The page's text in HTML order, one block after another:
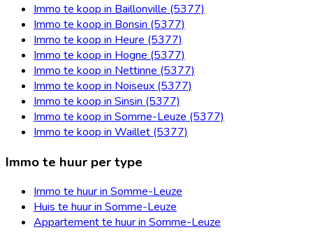
Immo te koop in Baillonville (5377)
Immo te koop in Bonsin (5377)
Immo te koop in Heure (5377)
Immo te koop in Hogne (5377)
Immo te koop in Nettinne (5377)
Immo te koop in Noiseux (5377)
Immo te koop in Sinsin (5377)
Immo te koop in Somme-Leuze (5377)
Immo te koop in Waillet (5377)
Immo te huur per type
Immo te huur in Somme-Leuze
Huis te huur in Somme-Leuze
Appartement te huur in Somme-Leuze